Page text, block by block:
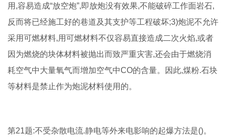
用,容易造成“放空炮”,即放炮没有效果,不能破碎工作面岩石,
反而将已经施工好的巷道及其支护等工程破坏;3)炮泥不允许
采用可燃材料,用可燃材料不仅容易直接造成二次火焰,或者
因为燃烧的块体材料被抛出而致严重灾害,还会由于燃烧消
耗空气中大量氧气而增加空气中CO的含量。因此,煤粉.石块
等材料是禁止作为炮泥材料使用的。
第21题:不受杂散电流.静电等外来电影响的起爆方法是()。